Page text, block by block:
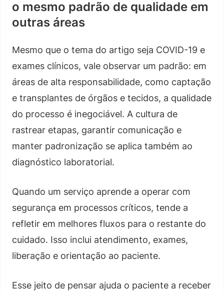
o mesmo padrão de qualidade em
outras áreas
Mesmo que o tema do artigo seja COVID-19 e
exames clínicos, vale observar um padrão: em
áreas de alta responsabilidade, como captação
e transplantes de órgãos e tecidos, a qualidade
do processo é inegociável. A cultura de
rastrear etapas, garantir comunicação e
manter padronização se aplica também ao
diagnóstico laboratorial.
Quando um serviço aprende a operar com
segurança em processos críticos, tende a
refletir em melhores fluxos para o restante do
cuidado. Isso inclui atendimento, exames,
liberação e orientação ao paciente.
Esse jeito de pensar ajuda o paciente a receber